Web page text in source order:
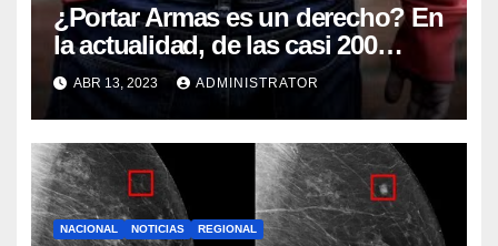
¿Portar Armas es un derecho? En
la actualidad, de las casi 200
constituciones del mundo, tres y
solo tres siguen incluyendo el
derecho a portar armas.
ABR 13, 2023 ADMINISTRATOR
NACIONAL NOTICIAS REGIONAL